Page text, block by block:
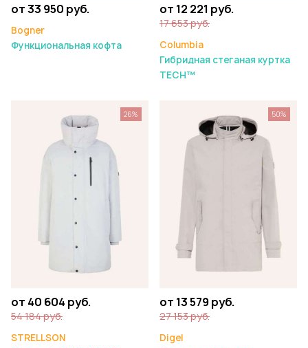
от 33 950 руб.
Bogner
Функциональная кофта
от 12 221 руб.
17 653 руб.
Columbia
Гибридная стеганая куртка
TECH™
от 40 604 руб.
54 184 руб.
STRELLSON
26%
от 13 579 руб.
27 153 руб.
Digel
50%